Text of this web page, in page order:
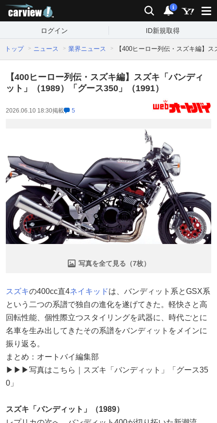
検索 通知
i
ログイン ID新規取得
トップ ニュース 業界ニュース 【400ヒーロー列伝・スズキ編】
【400ヒーロー列伝・スズキ編】スズキ「バンディ
ット」（1989）「グース350」（1991）
2026.06.10 18:30掲載 5
写真を全て見る（7枚）
スズキの400cc直4ネイキッドは、バンディット系とGSX系
という二つの系譜で独自の進化を遂げてきた。軽快さと高
回転性能、個性際立つスタイリングを武器に、時代ごとに
名車を生み出してきたその系譜をバンディットをメインに
振り返る。
まとめ：オートバイ編集部
▶▶▶写真はこちら｜スズキ「バンディット」「グース35
0」
スズキ「バンディット」（1989）